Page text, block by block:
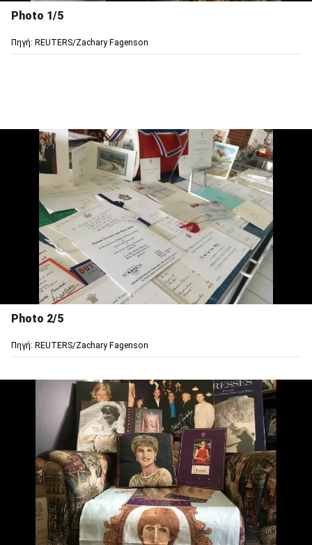
Photo 1/5
Πηγή: REUTERS/Zachary Fagenson
Photo 2/5
Πηγή: REUTERS/Zachary Fagenson